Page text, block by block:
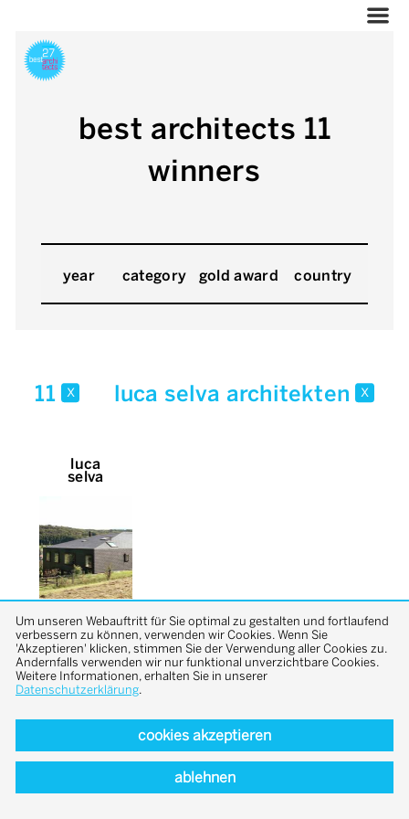
best architects 11
winners
year category gold award country
11 x luca selva architekten x
luca
selva
back to top
Um unseren Webauftritt für Sie optimal zu gestalten und fortlaufend
verbessern zu können, verwenden wir Cookies. Wenn Sie
'Akzeptieren' klicken, stimmen Sie der Verwendung aller Cookies zu.
Andernfalls verwenden wir nur funktional unverzichtbare Cookies.
Weitere Informationen, erhalten Sie in unserer
Datenschutzerklärung.
cookies akzeptieren
ablehnen